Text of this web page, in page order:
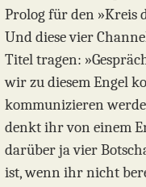
Prolog für den »Kreis
Und diese vier
Titel tragen:
wir zu diesem Engel
kommunizieren
denkt ihr von einem
darüber ja vier
ist, wenn ihr nicht